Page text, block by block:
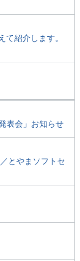
紹介します。
表会」お知らせ
とやまソフトセ